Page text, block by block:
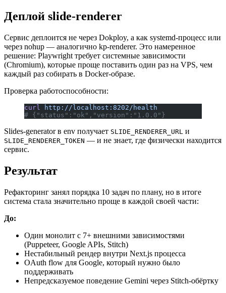
Деплой slide-renderer
Сервис деплоится не через Dokploy, а как systemd-процесс или
через nohup — аналогично kp-renderer. Это намеренное
решение: Playwright требует системные зависимости
(Chromium), которые проще поставить один раз на VPS, чем
каждый раз собирать в Docker-образе.
Проверка работоспособности:
curl http://localhost:8202/health
# {"status":"ok","version":"1.0.0"}
Slides-generator в env получает SLIDE_RENDERER_URL и
SLIDE_RENDERER_TOKEN — и не знает, где физически находится
сервис.
Результат
Рефакторинг занял порядка 10 задач по плану, но в итоге
система стала значительно проще в каждой своей части:
До:
Один монолит с 7+ внешними зависимостями
(Puppeteer, Google APIs, Stitch)
Нестабильный рендер внутри Next.js процесса
OAuth flow для Google, который нужно было
поддерживать
Непредсказуемое поведение Gemini через Stitch-обёртку